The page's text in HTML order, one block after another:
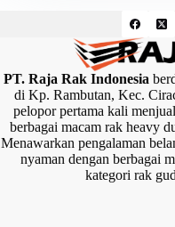
PT. Raja Rak Indonesia
di Kp. Rambutan, Kec.
pelopor pertama kali
berbagai macam rak heavy
Menawarkan pengalaman
nyaman dengan berbagai
kategori rak